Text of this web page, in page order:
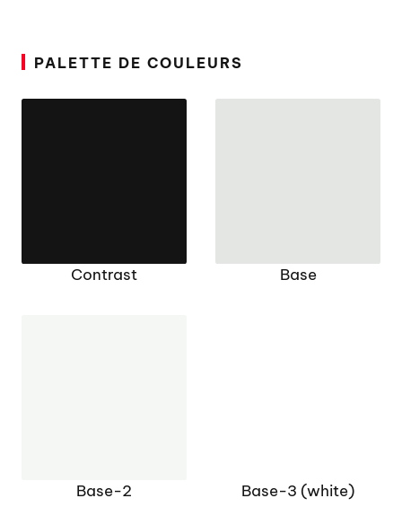
PALETTE DE COULEURS
Contrast Base
Base-2 Base-3 (white)